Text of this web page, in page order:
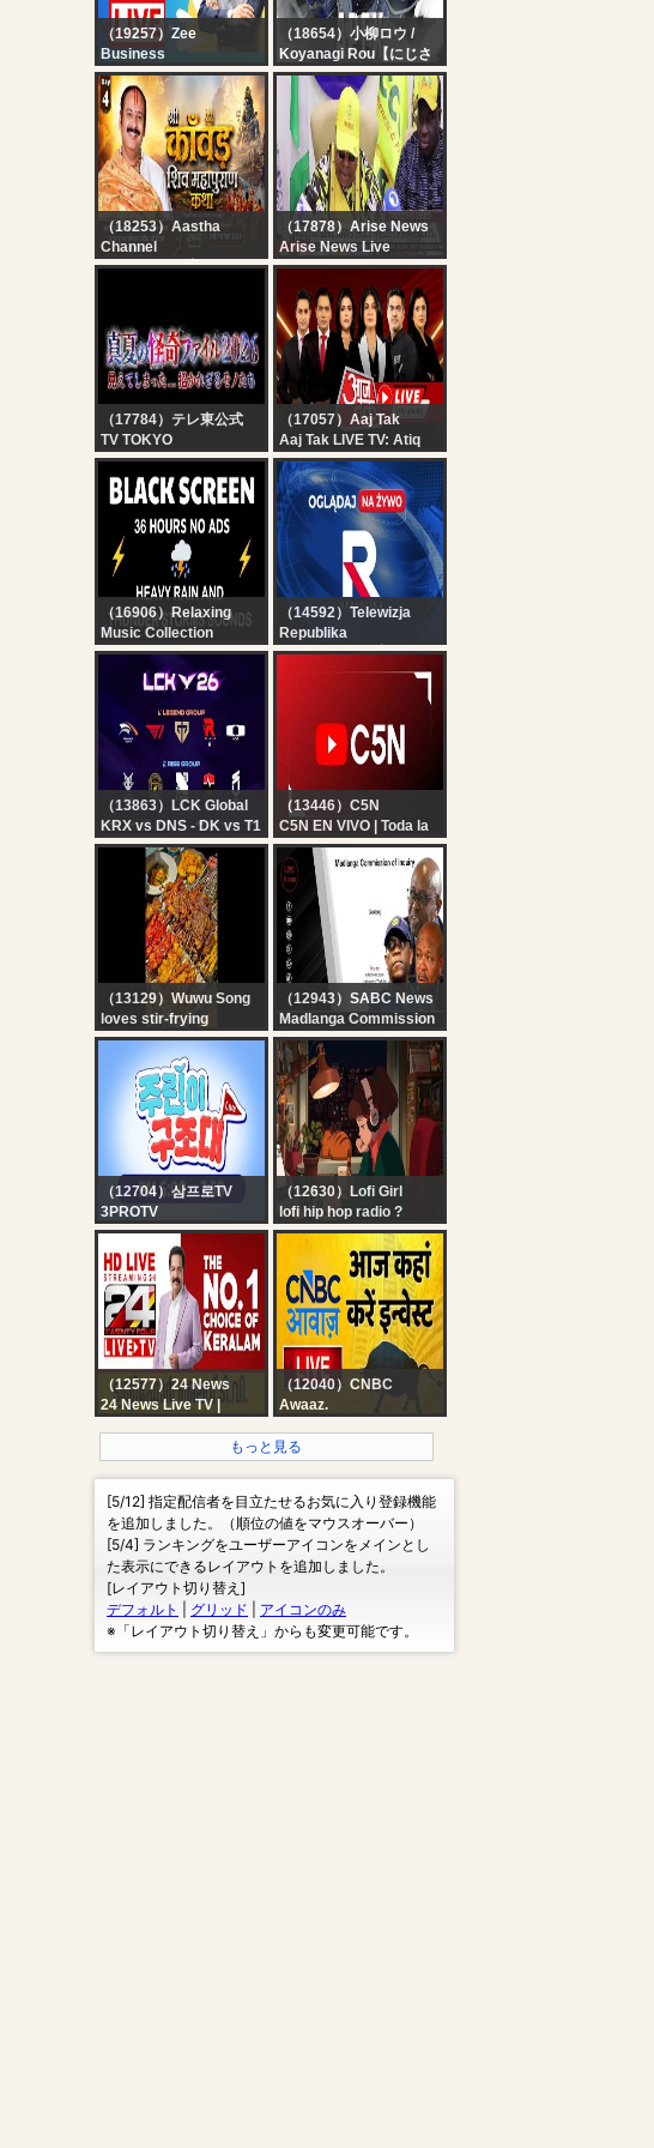
（19257）Zee
Business
First Trade 6th August
2026 : Zee Business
Live | Share Market
Live Updates | Stock
Market News
（18654）小柳ロウ /
Koyanagi Rou【にじさ
んじ】
【APEX】新シーズン
30 15時までシージ
【小柳ロウ/にじさんじ】
（18253）Aastha
Channel
Day-04| श्री काँवड़ शिव
प्रदेश#shivpuran #om
（17878）Arise News
Arise News Live
（17784）テレ東公式
TV TOKYO
【公式】真夏の怪奇ファ
イル2026 #恐怖 #心霊
（17057）Aaj Tak
Aaj Tak LIVE TV: Atiq
Ahmed Son Death |
Ranchi Student Protest
| Parliament Session |
Hindi News
（16906）Relaxing
Music Collection
? Heavy Rain and
Thunder Sounds for
Sleeping - Black
Screen | Perfect
Thunderstorm for Rest,
Live
（14592）Telewizja
Republika
RELACJA NA ŻYWO -
OGLĄDAJ Telewizja
（13863）LCK Global
KRX vs DNS - DK vs T1
| 2026 LCK
（13446）C5N
C5N EN VIVO | Toda la
información en un solo
lugar | Seguí la
transmisión las 24
horas
（13129）Wuwu Song
loves stir-frying
Welcome to the live
broadcast room for
working in the
kitchen!2026-8-4
（12943）SABC News
Madlanga Commission
of Inquiry Day 155 |
Thursday, 06 August
2026
（12704）삼프로TV
3PROTV
이재규의 결정적 한 수
(手) | 이재규 SK증권 PB
차장
（12630）Lofi Girl
lofi hip hop radio ?
beats to relax/study to
（12577）24 News
24 News Live TV |
Updates | Malayalam
News Live | HD Live
（12040）CNBC
Awaaz.
Live: आज कहां करें इन्वेस्ट |
Business & Finance |
CNBC Awaaz
もっと見る
[5/12] 指定配信者を目立たせるお気に入り登録機能
を追加しました。（順位の値をマウスオーバー）
[5/4] ランキングをユーザーアイコンをメインとし
た表示にできるレイアウトを追加しました。
[レイアウト切り替え]
デフォルト
グリッド
アイコンのみ
※「レイアウト切り替え」からも変更可能です。